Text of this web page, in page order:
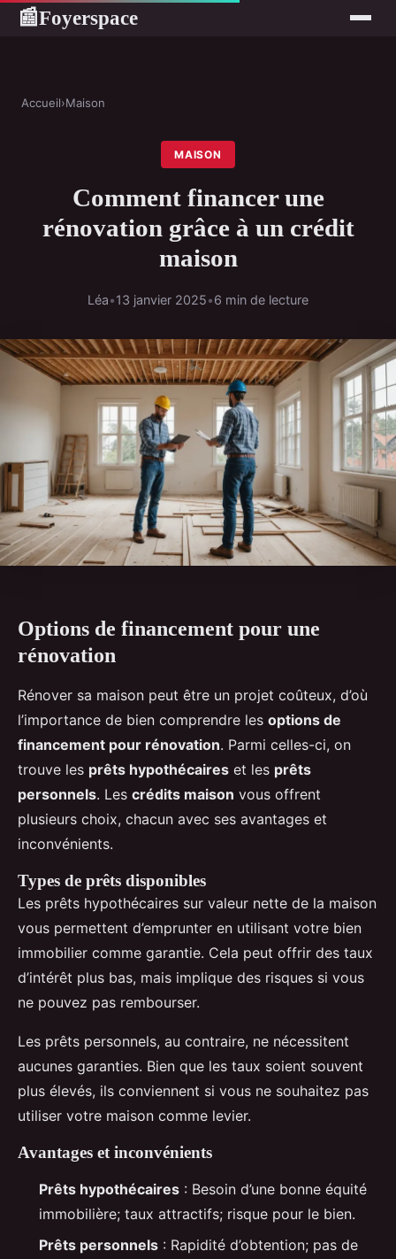
📰Foyerspace
Accueil›Maison
MAISON
Comment financer une
rénovation grâce à un crédit
maison
Léa•13 janvier 2025•6 min de lecture
Options de financement pour une
rénovation
Rénover sa maison peut être un projet coûteux, d’où
l’importance de bien comprendre les options de
financement pour rénovation. Parmi celles-ci, on
trouve les prêts hypothécaires et les prêts
personnels. Les crédits maison vous offrent
plusieurs choix, chacun avec ses avantages et
inconvénients.
Types de prêts disponibles
Les prêts hypothécaires sur valeur nette de la maison
vous permettent d’emprunter en utilisant votre bien
immobilier comme garantie. Cela peut offrir des taux
d’intérêt plus bas, mais implique des risques si vous
ne pouvez pas rembourser.
Les prêts personnels, au contraire, ne nécessitent
aucunes garanties. Bien que les taux soient souvent
plus élevés, ils conviennent si vous ne souhaitez pas
utiliser votre maison comme levier.
Avantages et inconvénients
Prêts hypothécaires : Besoin d’une bonne équité
immobilière; taux attractifs; risque pour le bien.
Prêts personnels : Rapidité d’obtention; pas de